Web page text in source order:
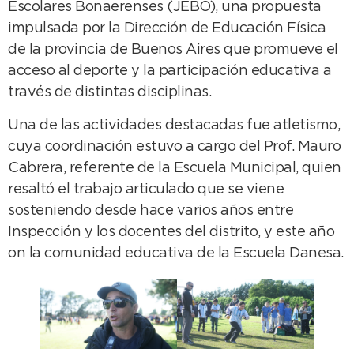
Escolares Bonaerenses (JEBO), una propuesta
impulsada por la Dirección de Educación Física
de la provincia de Buenos Aires que promueve el
acceso al deporte y la participación educativa a
través de distintas disciplinas.
Una de las actividades destacadas fue atletismo,
cuya coordinación estuvo a cargo del Prof. Mauro
Cabrera, referente de la Escuela Municipal, quien
resaltó el trabajo articulado que se viene
sosteniendo desde hace varios años entre
Inspección y los docentes del distrito, y este año
on la comunidad educativa de la Escuela Danesa.